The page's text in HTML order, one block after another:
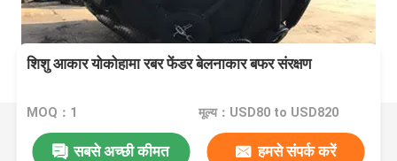
शिशु आकार योकोहामा रबर फेंडर बेलनाकार बफर संरक्षण
MOQ：1 मूल्य：USD80 to USD820
सबसे अच्छी कीमत हमसे संपर्क करें